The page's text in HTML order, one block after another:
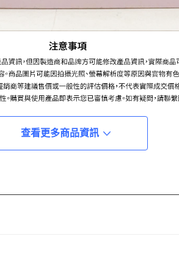
查看更多商品資訊